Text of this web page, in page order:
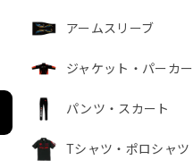
アームスリーブ
ジャケット・パーカー
パンツ・スカート
Tシャツ・ポロシャツ